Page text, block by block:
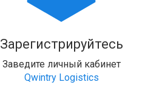
Зарегистрируйтесь
Заведите личный кабинет
Qwintry Logistics